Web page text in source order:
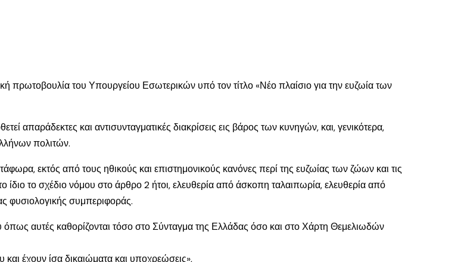
πρωτοβουλία του Υπουργείου Εσωτερικών υπό τον τίτλο «Νέο πλαίσιο για την ευζωία των
απαράδεκτες και αντισυνταγματικές διακρίσεις εις βάρος των κυνηγών, και, γενικότερα,
πολιτών.
εκτός από τους ηθικούς και επιστημονικούς κανόνες περί της ευζωίας των ζώων και τις
ίδιο το σχέδιο νόμου στο άρθρο 2 ήτοι, ελευθερία από άσκοπη ταλαιπωρία, ελευθερία από
φυσιολογικής συμπεριφοράς.
αυτές καθορίζονται τόσο στο Σύνταγμα της Ελλάδας όσο και στο Χάρτη Θεμελιωδών
έχουν ίσα δικαιώματα και υποχρεώσεις»,